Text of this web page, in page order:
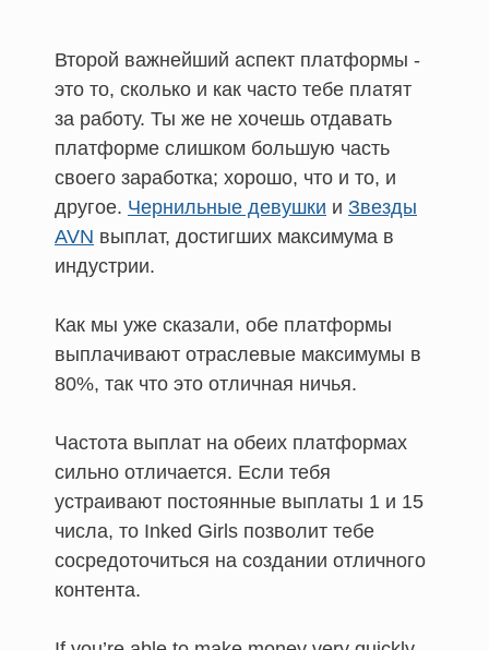
Второй важнейший аспект платформы -
это то, сколько и как часто тебе платят
за работу. Ты же не хочешь отдавать
платформе слишком большую часть
своего заработка; хорошо, что и то, и
другое. Чернильные девушки и Звезды
AVN выплат, достигших максимума в
индустрии.
Как мы уже сказали, обе платформы
выплачивают отраслевые максимумы в
80%, так что это отличная ничья.
Частота выплат на обеих платформах
сильно отличается. Если тебя
устраивают постоянные выплаты 1 и 15
числа, то Inked Girls позволит тебе
сосредоточиться на создании отличного
контента.